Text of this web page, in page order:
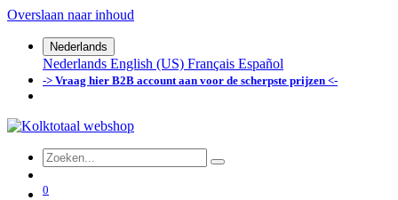
Overslaan naar inhoud
Nederlands
Nederlands English (US) Français Español
-> Vraag hier B2B account aan voor de scherpste prijzen <-
0